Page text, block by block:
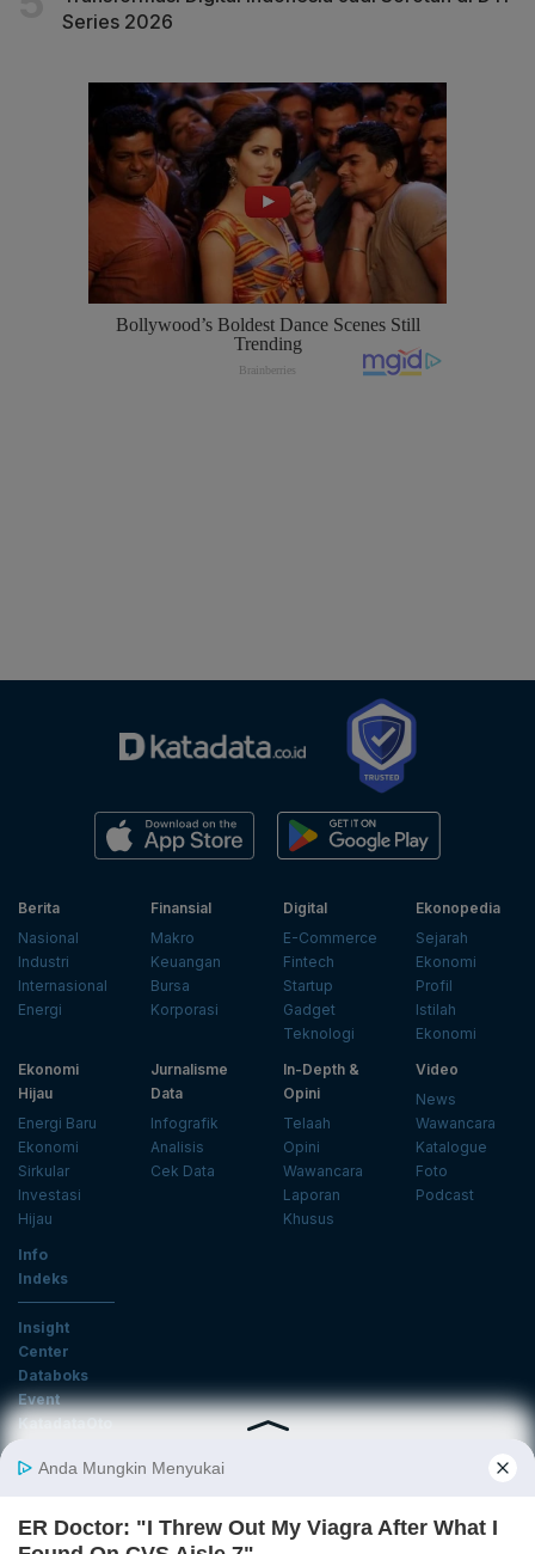
Series 2026
Berita
Nasional
Industri
Internasional
Energi
Finansial
Makro
Keuangan
Bursa
Korporasi
Digital
E-Commerce
Fintech
Startup
Gadget
Teknologi
Ekonopedia
Sejarah
Ekonomi
Profil
Istilah
Ekonomi
Ekonomi
Hijau
Energi Baru
Ekonomi
Sirkular
Investasi
Hijau
Jurnalisme
Data
Infografik
Analisis
Cek Data
In-Depth &
Opini
Telaah
Opini
Wawancara
Laporan
Khusus
Video
News
Wawancara
Katalogue
Foto
Podcast
Info
Indeks
Insight
Center
Databoks
Event
KatadataOto
Email
Daftar